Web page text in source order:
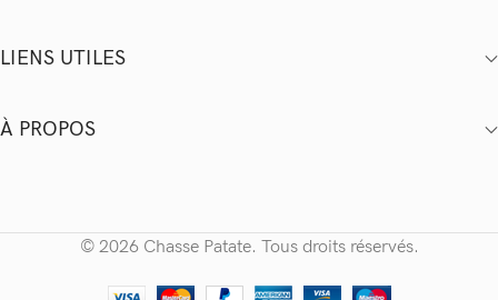
LIENS UTILES
À PROPOS
© 2026 Chasse Patate. Tous droits réservés.